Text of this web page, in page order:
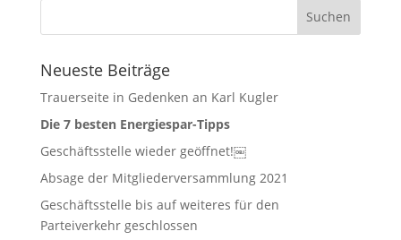
Neueste Beiträge
Trauerseite in Gedenken an Karl Kugler
Die 7 besten Energiespar-Tipps
Geschäftsstelle wieder geöffnet!￼
Absage der Mitgliederversammlung 2021
Geschäftsstelle bis auf weiteres für den
Parteiverkehr geschlossen